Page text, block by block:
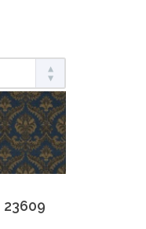
23609